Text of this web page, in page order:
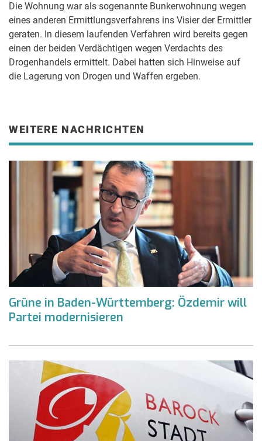
Die Wohnung war als sogenannte Bunkerwohnung wegen
eines anderen Ermittlungsverfahrens ins Visier der Ermittler
geraten. In diesem laufenden Verfahren wird bereits gegen
einen der beiden Verdächtigen wegen Verdachts des
Drogenhandels ermittelt. Dabei hatten sich Hinweise auf
die Lagerung von Drogen und Waffen ergeben.
WEITERE NACHRICHTEN
Grüne in Baden-Württemberg: Özdemir will
Partei modernisieren